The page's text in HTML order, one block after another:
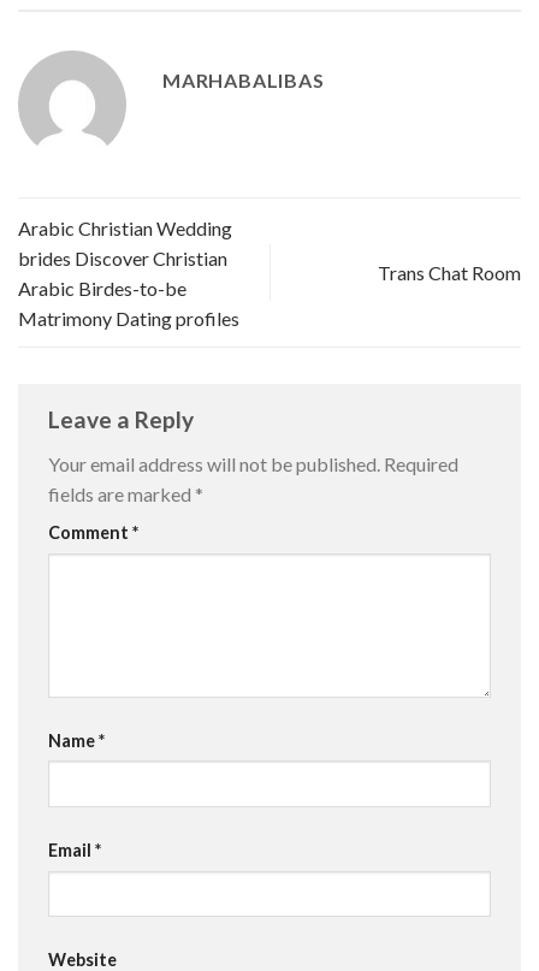
MARHABALIBAS
Arabic Christian Wedding
brides Discover Christian
Arabic Birdes-to-be
Matrimony Dating profiles
Trans Chat Room
Leave a Reply
Your email address will not be published. Required
fields are marked *
Comment *
Name*
Email *
Website